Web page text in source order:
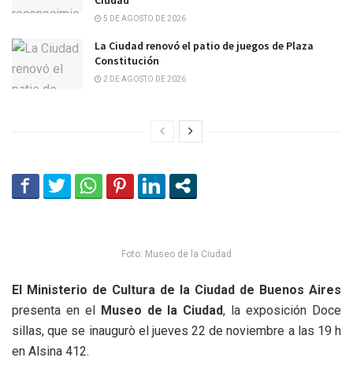
5 DE AGOSTO DE 2026
La Ciudad renovó el patio de juegos de Plaza
Constitución
2 DE AGOSTO DE 2026
Foto: Museo de la Ciudad
El Ministerio de Cultura de la Ciudad de Buenos Aires
presenta en el
Museo de la Ciudad, la exposición Doce
sillas, que se inaugurò el jueves 22 de noviembre a las 19 h
en Alsina 412.